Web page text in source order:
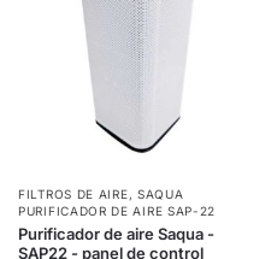
FILTROS DE AIRE, SAQUA
PURIFICADOR DE AIRE SAP-22
Purificador de aire Saqua -
SAP22 - panel de control